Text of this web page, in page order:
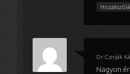
Dr.Czirjàk
Nagyon